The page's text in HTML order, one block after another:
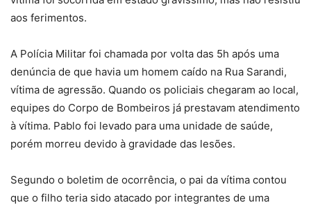
aos ferimentos.
A Polícia Militar foi chamada por volta das 5h após uma
denúncia de que havia um homem caído na Rua Sarandi,
vítima de agressão. Quando os policiais chegaram ao local,
equipes do Corpo de Bombeiros já prestavam atendimento
à vítima. Pablo foi levado para uma unidade de saúde,
porém morreu devido à gravidade das lesões.
Segundo o boletim de ocorrência, o pai da vítima contou
que o filho teria sido atacado por integrantes de uma